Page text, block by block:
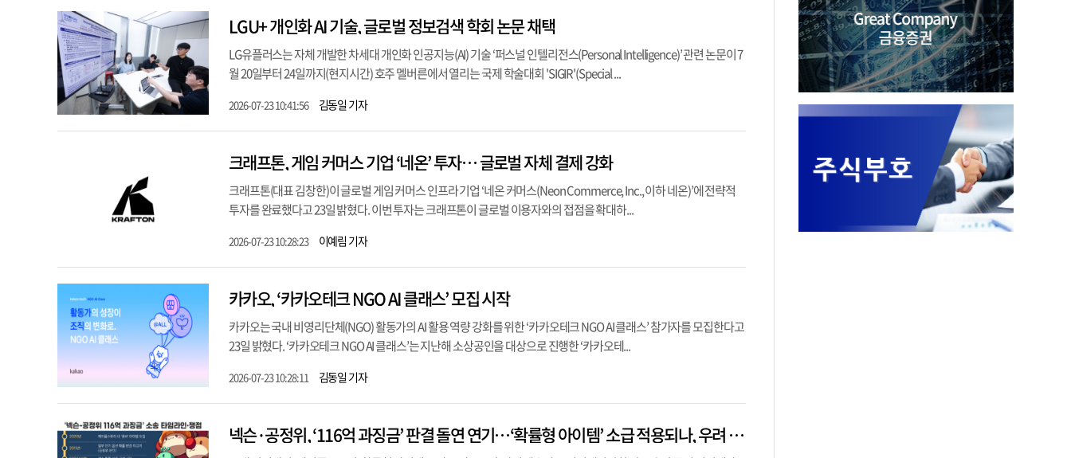
LGU+ 개인화 AI 기술, 글로벌 정보검색 학회 논문 채택
LG유플러스는 자체 개발한 차세대 개인화 인공지능(AI) 기술 ‘퍼스널 인텔리전스(Personal Intelligence)’ 관련 논문이 7
월 20일부터 24일까지(현지시간) 호주 멜버른에서 열리는 국제 학술대회 'SIGIR'(Special ...
2026-07-23 10:41:56 김동일 기자
크래프톤, 게임 커머스 기업 ‘네온’ 투자… 글로벌 자체 결제 강화
크래프톤(대표 김창한)이 글로벌 게임 커머스 인프라 기업 ‘네온 커머스(Neon Commerce, Inc., 이하 네온)’에 전략적
투자를 완료했다고 23일 밝혔다. 이번 투자는 크래프톤이 글로벌 이용자와의 접점을 확대하...
2026-07-23 10:28:23 이예림 기자
카카오, ‘카카오테크 NGO AI 클래스’ 모집 시작
카카오는 국내 비영리단체(NGO) 활동가의 AI 활용 역량 강화를 위한 ‘카카오테크 NGO AI 클래스’ 참가자를 모집한다고
23일 밝혔다. ‘카카오테크 NGO AI 클래스’는 지난해 소상공인을 대상으로 진행한 ‘카카오테...
2026-07-23 10:28:11 김동일 기자
넥슨·공정위, ‘116억 과징금’ 판결 돌연 연기…‘확률형 아이템’ 소급 적용되나, 우려 커져